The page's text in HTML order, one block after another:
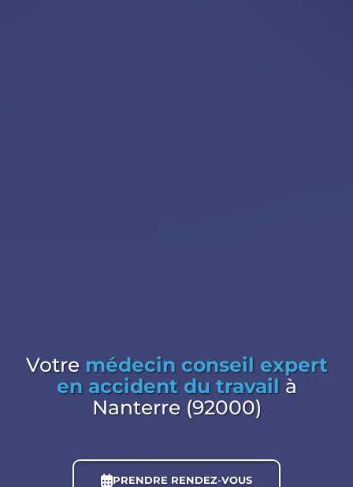
Votre médecin conseil expert
en accident du travail à
Nanterre (92000)
PRENDRE RENDEZ-VOUS